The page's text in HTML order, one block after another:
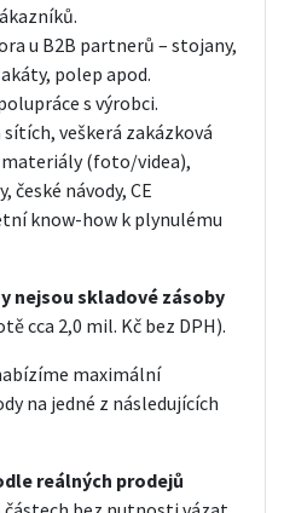
u B2B partnerů – stojany,
polep apod.
s výrobci.
veškerá zakázková
(foto/videa),
české návody, CE
know-how k plynulému
nejsou skladové zásoby
cca 2,0 mil. Kč bez DPH).
maximální
na jedné z následujících
reálných prodejů